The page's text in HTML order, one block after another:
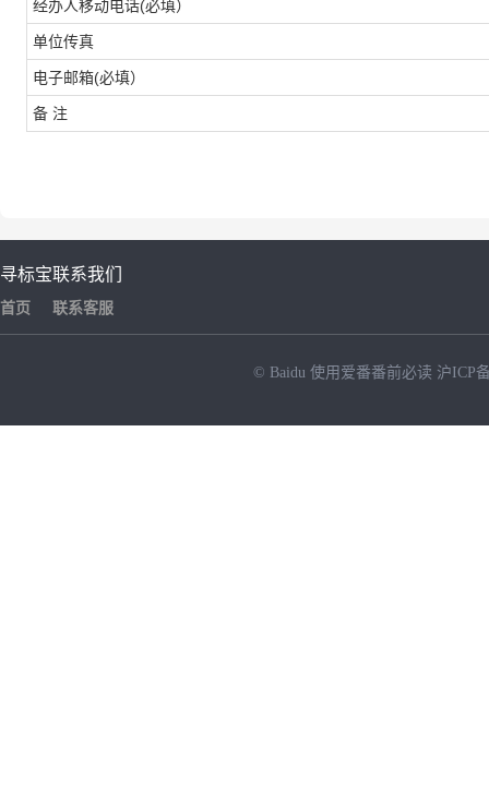
经办人移动电话(必填）
单位传真
电子邮箱(必填）
备 注
寻标宝
首页
联系我们
联系客服
© Baidu 使用爱番番前必读 沪ICP